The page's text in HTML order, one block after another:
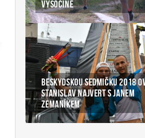
VYSOČINĚ
BESKYDSKOU SEDMIČKU 2018
STANISLAV NAJVERT S JANEM
ZEMANÍKEM